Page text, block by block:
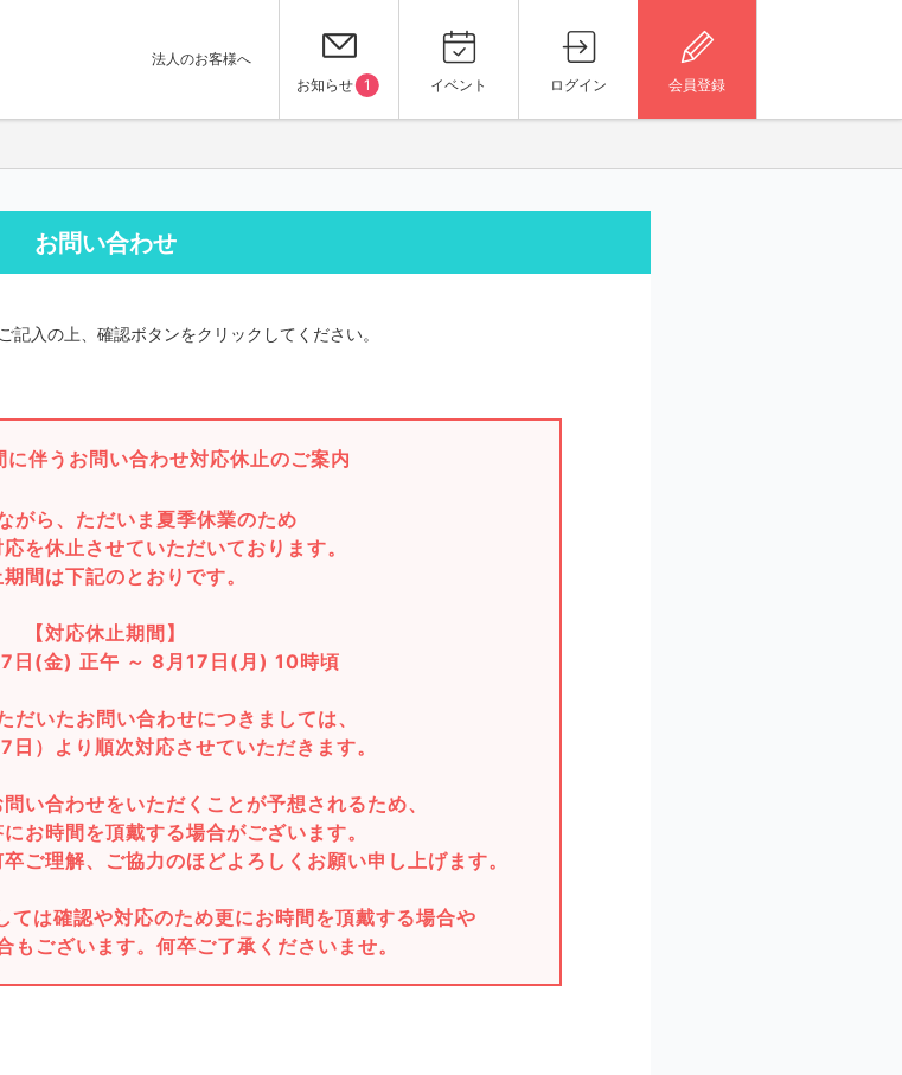
法人のお客様へ
お知らせ 1 イベント ログイン 会員登録
お問い合わせ
入の上、確認ボタンをクリックしてください。
に伴うお問い合わせ対応休止のご案内
がら、ただいま夏季休業のため
を休止させていただいております。
間は下記のとおりです。
【対応休止期間】
日(金) 正午 ～ 8月17日(月) 10時頃
だいたお問い合わせにつきましては、
）より順次対応させていただきます。
い合わせをいただくことが予想されるため、
お時間を頂戴する場合がございます。
ご理解、ご協力のほどよろしくお願い申し上げます。
は確認や対応のため更にお時間を頂戴する場合や
もございます。何卒ご了承くださいませ。